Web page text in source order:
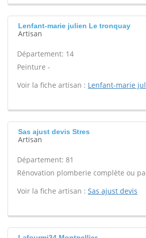
Lenfant-marie julien Le tronquay
Artisan
Département: 14
Peinture -
Voir la fiche artisan : Lenfant-marie
Sas ajust devis Stres
Artisan
Département: 81
Rénovation plomberie complète ou
Voir la fiche artisan : Sas ajust devis